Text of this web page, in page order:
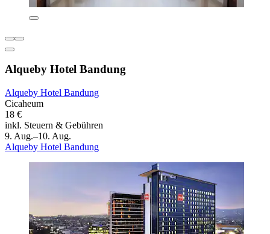
Alqueby Hotel Bandung
Alqueby Hotel Bandung
Cicaheum
18 €
inkl. Steuern & Gebühren
9. Aug.–10. Aug.
Alqueby Hotel Bandung